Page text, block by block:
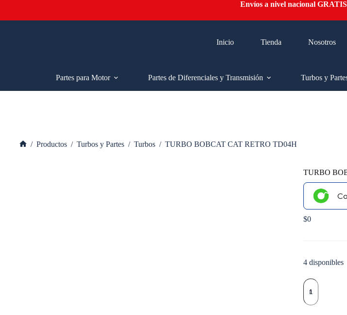
contenido
Envíos a nivel nacional GRATIS
Inicio Tienda Nosotros
Partes para Motor
Partes de Diferenciales y Transmisión Turbos y
/ Productos / Turbos y Partes / Turbos / TURBO BOBCAT CAT RETRO TD04H
TURBO
$0
4 disponibles
TURBO
BOBCAT
CAT
RETRO